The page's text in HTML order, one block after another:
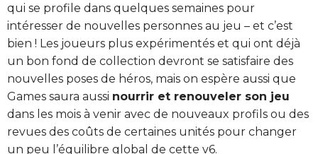
qui se profile dans quelques semaines pour
intéresser de nouvelles personnes au jeu – et c’est
bien ! Les joueurs plus expérimentés et qui ont déjà
un bon fond de collection devront se satisfaire des
nouvelles poses de héros, mais on espère aussi que
Games saura aussi nourrir et renouveler son jeu
dans les mois à venir avec de nouveaux profils ou des
revues des coûts de certaines unités pour changer
un peu l’équilibre global de cette v6.